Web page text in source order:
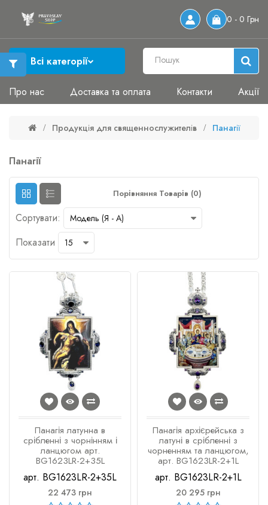
0 - 0 Грн
Всі категорії
Про нас Доставка та оплата Контакти Акції
Продукція для священнослужителів Панагії
Панагії
Порівняння Товарів (0)
Сортувати:
Показати
Панагія латунна в
срібленні з чорнінням і
ланцюгом арт.
BG1623LR-2+35L
арт. BG1623LR-2+35L
22 473 грн
Панагія архієрейська з
латуні в срібленні з
чорненням та ланцюгом,
арт. BG1623LR-2+1L
арт. BG1623LR-2+1L
20 295 грн